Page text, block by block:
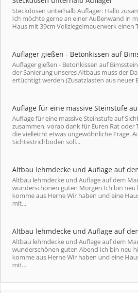
Steckdosen unterhalb Auflager: Hallo
Ich möchte gerne an einer Außenwand in
Haus mit 39cm Vollziegelmauerwerk einen
Auflager gießen - Betonkissen auf
Auflager gießen - Betonkissen auf
der Sanierung unseres Altbaus muss der
ertüchtigt werden (Zusatzlasten aus neuer
Auflage für eine massive Steinstufe
Auflage für eine massive Steinstufe auf
zusammen, vorab dank für Euren Rat
die vielleicht etwas ungewöhnliche Frage.
Sichtestrichboden soll...
Altbau lehmdecke und Auflage auf
Altbau lehmdecke und Auflage auf dem
wunderschönen guten Morgen Ich bin neu
komme aus Herne Wir haben und eine
mit...
Altbau lehmdecke und Auflage auf
Altbau lehmdecke und Auflage auf dem
wunderschönen guten Abend Ich bin neu
komme aus Herne Wir haben und eine
mit...